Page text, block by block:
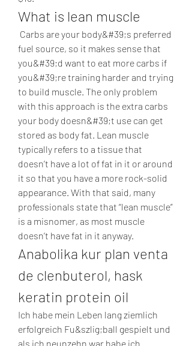
What is lean muscle
fuel source, so it makes sense that
you&#39;d want to eat more carbs if
you&#39;re training harder and trying
to build muscle. The only problem
with this approach is the extra carbs
your body doesn&#39;t use can get
stored as body fat. Lean muscle
typically refers to a tissue that
doesn’t have a lot of fat in it or around
it so that you have a more rock-solid
appearance. With that said, many
professionals state that “lean muscle”
is a misnomer, as most muscle
doesn’t have fat in it anyway.
Anabolika kur plan venta
de clenbuterol, hask
keratin protein oil
Ich habe mein Leben lang ziemlich
erfolgreich Fu&szlig;ball gespielt und
als ich neunzehn war habe ich